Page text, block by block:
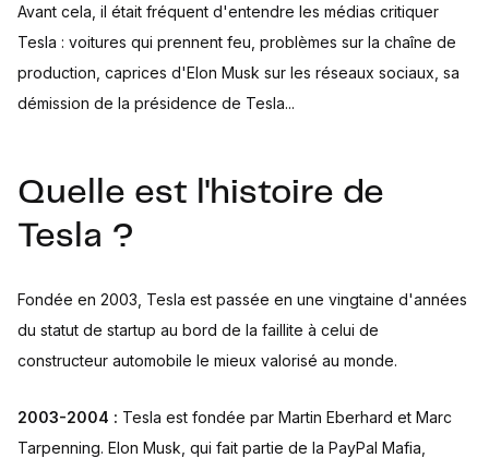
Avant cela, il était fréquent d'entendre les médias critiquer
Tesla : voitures qui prennent feu, problèmes sur la chaîne de
production, caprices d'Elon Musk sur les réseaux sociaux, sa
démission de la présidence de Tesla...
Quelle est l'histoire de
Tesla ?
Fondée en 2003, Tesla est passée en une vingtaine d'années
du statut de startup au bord de la faillite à celui de
constructeur automobile le mieux valorisé au monde.
2003-2004 : Tesla est fondée par Martin Eberhard et Marc
Tarpenning. Elon Musk, qui fait partie de la PayPal Mafia,